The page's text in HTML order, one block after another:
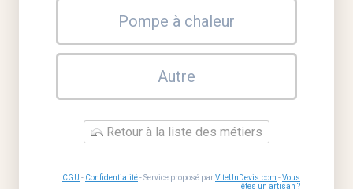
Pompe à chaleur
Autre
Retour à la liste des métiers
CGU - Confidentialité- Service proposé parViteUnDevis.com -Vous
êtes un artisan ?